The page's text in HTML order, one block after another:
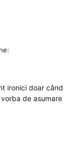
ironici doar când
de asumare